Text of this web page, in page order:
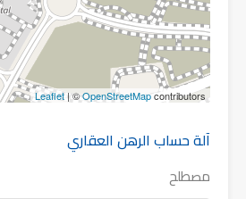
Leaflet| ©OpenStreetMapcontributors
آلة حساب الرهن العقاري
مصطلح